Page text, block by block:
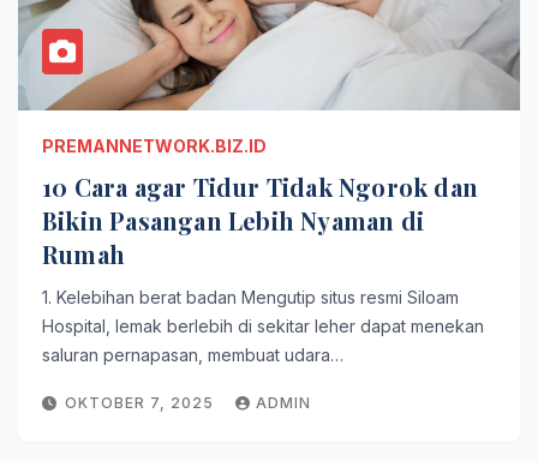
PREMANNETWORK.BIZ.ID
10 Cara agar Tidur Tidak Ngorok dan
Bikin Pasangan Lebih Nyaman di
Rumah
1. Kelebihan berat badan Mengutip situs resmi Siloam
Hospital, lemak berlebih di sekitar leher dapat menekan
saluran pernapasan, membuat udara…
OKTOBER 7, 2025 ADMIN